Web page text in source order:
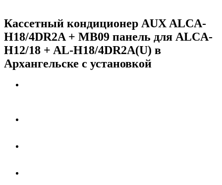
Кассетный кондиционер AUX ALCA-
H18/4DR2A + MB09 панель для ALCA-
H12/18 + AL-H18/4DR2A(U) в
Архангельске с установкой